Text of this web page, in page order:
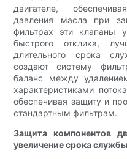
двигателе,
давления масла при
фильтрах эти клапаны
быстрого отклика,
длительного срока
создают систему
баланс между
характеристиками
обеспечивая защиту и
стандартным фильтрам.
Защита компонентов
увеличение срока